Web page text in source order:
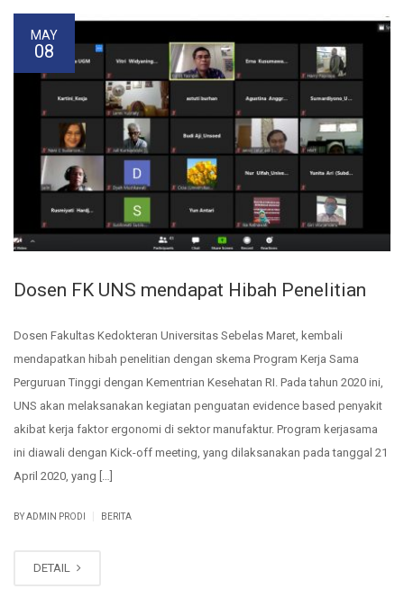
MAY
08
Dosen FK UNS mendapat Hibah Penelitian
Dosen Fakultas Kedokteran Universitas Sebelas Maret, kembali
mendapatkan hibah penelitian dengan skema Program Kerja Sama
Perguruan Tinggi dengan Kementrian Kesehatan RI. Pada tahun 2020 ini,
UNS akan melaksanakan kegiatan penguatan evidence based penyakit
akibat kerja faktor ergonomi di sektor manufaktur. Program kerjasama
ini diawali dengan Kick-off meeting, yang dilaksanakan pada tanggal 21
April 2020, yang […]
BY ADMIN PRODI BERITA
DETAIL